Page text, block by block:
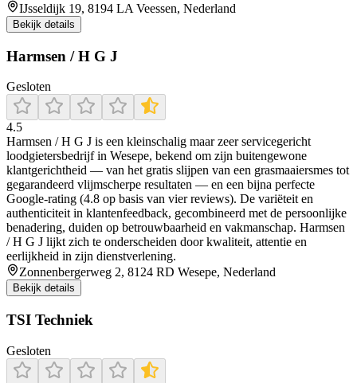
IJsseldijk 19, 8194 LA Veessen, Nederland
Bekijk details
Harmsen / H G J
Gesloten
4.5
Harmsen / H G J is een kleinschalig maar zeer servicegericht
loodgietersbedrijf in Wesepe, bekend om zijn buitengewone
klantgerichtheid — van het gratis slijpen van een grasmaaiersmes tot
gegarandeerd vlijmscherpe resultaten — en een bijna perfecte
Google‑rating (4.8 op basis van vier reviews). De variëteit en
authenticiteit in klantenfeedback, gecombineerd met de persoonlijke
benadering, duiden op betrouwbaarheid en vakmanschap. Harmsen
/ H G J lijkt zich te onderscheiden door kwaliteit, attentie en
eerlijkheid in zijn dienstverlening.
Zonnenbergerweg 2, 8124 RD Wesepe, Nederland
Bekijk details
TSI Techniek
Gesloten